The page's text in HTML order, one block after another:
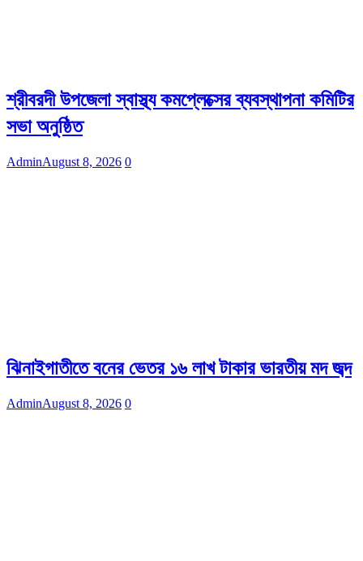
শ্রীবরদী উপজেলা স্বাস্থ্য কমপ্লেক্সের ব্যবস্থাপনা কমিটির
সভা অনুষ্ঠিত
AdminAugust 8, 2026 0
ঝিনাইগাতীতে বনের ভেতর ১৬ লাখ টাকার ভারতীয় মদ জব্দ
AdminAugust 8, 2026 0